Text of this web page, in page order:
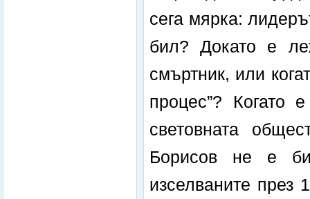
сега мярка:
бил? Докато е
смъртник, или
процес”? Когато
световната
Борисов не е
изселваните през